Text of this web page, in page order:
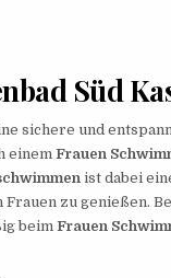
Süd
sichere und
einemFrauen
ist dabei
zu genießen.
beim Frauen